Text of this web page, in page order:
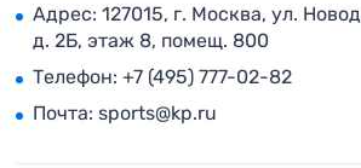
Адрес: 127015, г. Москва, ул.
д. 2Б, этаж 8, помещ. 800
Телефон: +7 (495) 777-02-82
Почта: sports@kp.ru